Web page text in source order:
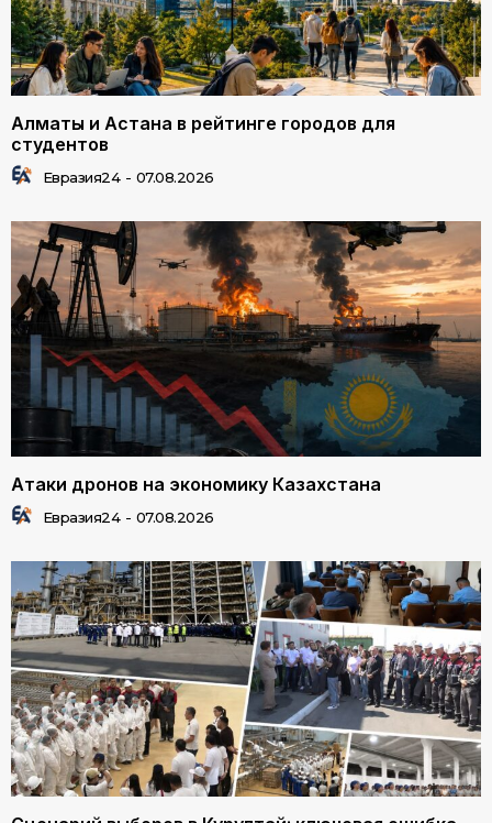
Алматы и Астана в рейтинге городов для
студентов
Евразия24 - 07.08.2026
Атаки дронов на экономику Казахстана
Евразия24 - 07.08.2026